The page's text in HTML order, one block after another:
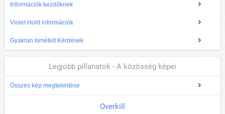
Információk kezdőknek
Violet Hold információk
Gyakran Ismételt Kérdések
Legjobb pillanatok - A közösség képei
Összes kép megtekintése
Overkill